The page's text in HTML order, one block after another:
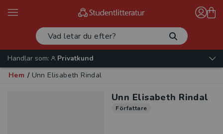
Handlar som:
Privatkund
Hem / Unn Elisabeth Rindal
Unn Elisabeth Rindal
Författare